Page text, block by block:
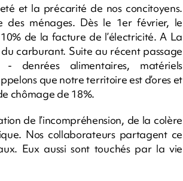
et la précarité de nos concitoyens.
des ménages. Dès le 1er février, le
de la facture de l’électricité. A La
carburant. Suite au récent passage
alimentaires, matériels
que notre territoire est d’ores et
chômage de 18%.
de l’incompréhension, de la colère
Nos collaborateurs partagent ce
Eux aussi sont touchés par la vie